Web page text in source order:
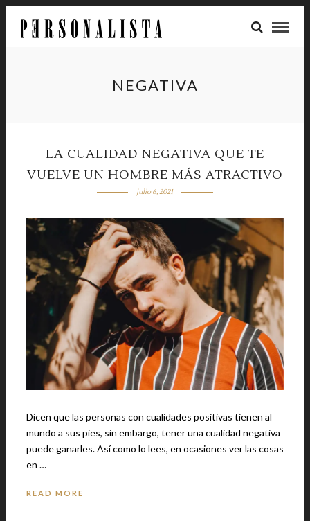
NEGATIVA
LA CUALIDAD NEGATIVA QUE TE
VUELVE UN HOMBRE MÁS ATRACTIVO
julio 6, 2021
Dicen que las personas con cualidades positivas tienen al
mundo a sus pies, sin embargo, tener una cualidad negativa
puede ganarles. Así como lo lees, en ocasiones ver las cosas
en …
READ MORE